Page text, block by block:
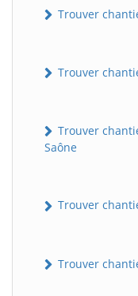
Trouver
Trouver
Trouver
Saône
Trouver
Trouver